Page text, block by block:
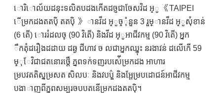
ោរិោល័យដនុះទលិតបដងកើតដច្ញជាចែសវិដ អ្ូ 《TAIPEI
េីម្រកដងតតបុិ តតបុិ 》 ានវីដ អ្ូច្ុំនួន 3 រួម្ានវីដ អ្ូសុំខាន់
(6 តេី) ោររំដលច្ (90 វិតេី) និងវីដ អ្ូអាជីវកម្ម (90 វិតេី) អ្នក
ឹកតុំដរឿងដដាយ ដឆ្ង ជីហាវ ច លជាអ្នកឈ្នុះ នរងាវន់ ដលើកេី 59
ម្ុែវិជាជតនោរថ្តេឺ ភ្នពទក់ទញរបស់េីម្រកដង អាហារ
ម្របវតតិស្នម្រសត សិលបៈ និងវបប្ម្៌ និងអ្តែម្របដោជន៍អាជីវកម្ម
បងាាញពីភ្នពសម្បូរចបបតនេីម្រកដងតតបុិ។